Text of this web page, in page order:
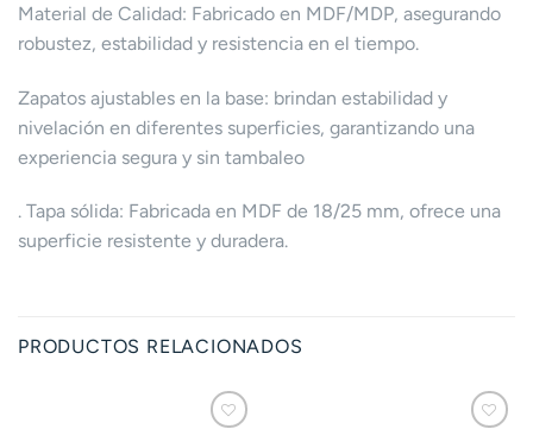
Material de Calidad: Fabricado en MDF/MDP, asegurando
robustez, estabilidad y resistencia en el tiempo.
Zapatos ajustables en la base: brindan estabilidad y
nivelación en diferentes superficies, garantizando una
experiencia segura y sin tambaleo
. Tapa sólida: Fabricada en MDF de 18/25 mm, ofrece una
superficie resistente y duradera.
PRODUCTOS RELACIONADOS